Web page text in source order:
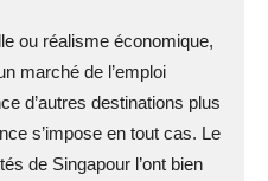
ou réalisme économique,
marché de l’emploi
d’autres destinations plus
s’impose en tout cas. Le
de Singapour l’ont bien